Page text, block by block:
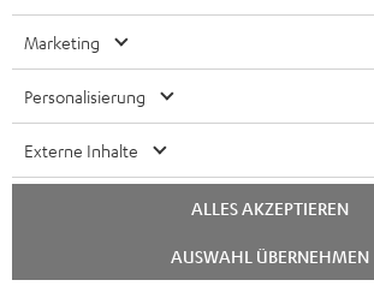
D
o
k
u
m
Konformitätserklärung: Teufel
Safety Booklet: Teufel STEREO M
r
Marketing
Personalisierung
Externe Inhalte
ALLES AKZEPTIEREN
AUSWAHL ÜBERNEHMEN